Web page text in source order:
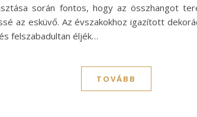
során fontos, hogy az összhangot
az esküvő. Az évszakokhoz igazított
felszabadultan éljék…
TOVÁBB